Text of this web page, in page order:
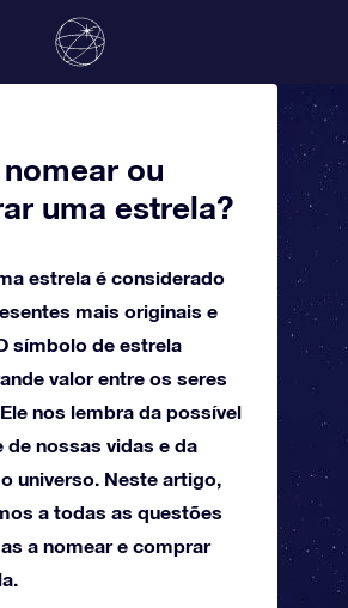
ou
uma estrela?
estrela é considerado
mais originais e
símbolo de estrela
valor entre os seres
nos lembra da possível
de nossas vidas e da
universo. Neste artigo,
a todas as questões
a nomear e comprar